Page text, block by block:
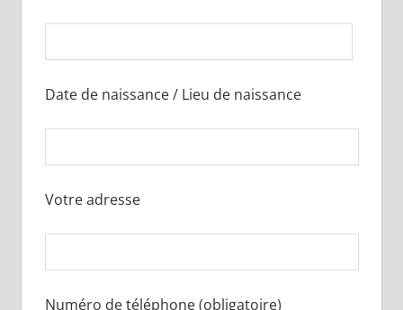
Date de naissance / Lieu de naissance
Votre adresse
Numéro de téléphone (obligatoire)